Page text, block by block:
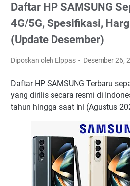
Daftar HP SAMSUNG
4G/5G, Spesifikasi,
(Update Desember)
Diposkan oleh Elppas Desember 26,
Daftar HP SAMSUNG Terbaru
yang dirilis secara resmi di
tahun hingga saat ini (Agustus